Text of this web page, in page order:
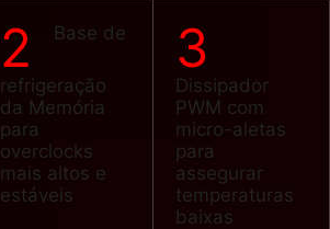
2 Base de
refrigeração
da Memória
para
overclocks
mais altos e
estáveis
3
Dissipador
PWM com
micro-aletas
para
assegurar
temperaturas
baixas